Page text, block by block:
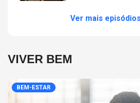
Ver mais episódios
VIVER BEM
BEM-ESTAR